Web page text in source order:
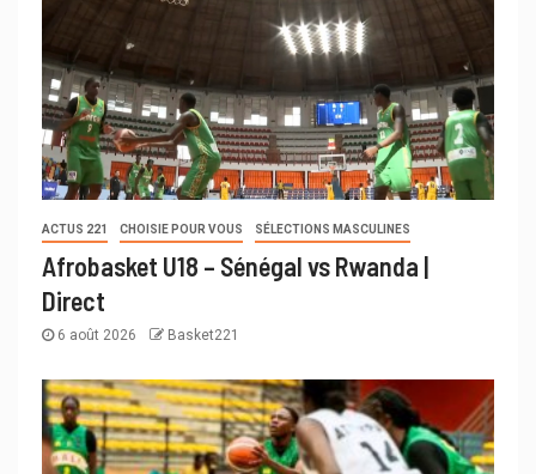
ACTUS 221 CHOISIE POUR VOUS SÉLECTIONS MASCULINES
Afrobasket U18 – Sénégal vs Rwanda |
Direct
6 août 2026 Basket221